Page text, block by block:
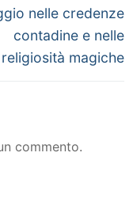
nelle credenze
contadine e nelle
religiosità magiche
commento.